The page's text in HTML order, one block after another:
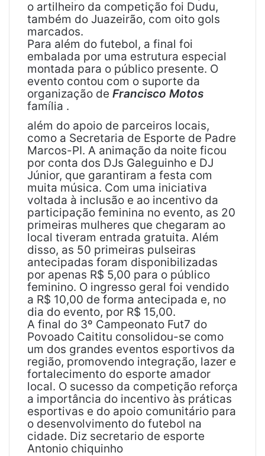
o artilheiro da competição foi Dudu,
também do Juazeirão, com oito gols
marcados.
Para além do futebol, a final foi
embalada por uma estrutura especial
montada para o público presente. O
evento contou com o suporte da
organização de Francisco Motos
família .
além do apoio de parceiros locais,
como a Secretaria de Esporte de Padre
Marcos-PI. A animação da noite ficou
por conta dos DJs Galeguinho e DJ
Júnior, que garantiram a festa com
muita música. Com uma iniciativa
voltada à inclusão e ao incentivo da
participação feminina no evento, as 20
primeiras mulheres que chegaram ao
local tiveram entrada gratuita. Além
disso, as 50 primeiras pulseiras
antecipadas foram disponibilizadas
por apenas R$ 5,00 para o público
feminino. O ingresso geral foi vendido
a R$ 10,00 de forma antecipada e, no
dia do evento, por R$ 15,00.
A final do 3º Campeonato Fut7 do
Povoado Caititu consolidou-se como
um dos grandes eventos esportivos da
região, promovendo integração, lazer e
fortalecimento do esporte amador
local. O sucesso da competição reforça
a importância do incentivo às práticas
esportivas e do apoio comunitário para
o desenvolvimento do futebol na
cidade. Diz secretario de esporte
Antonio chiquinho